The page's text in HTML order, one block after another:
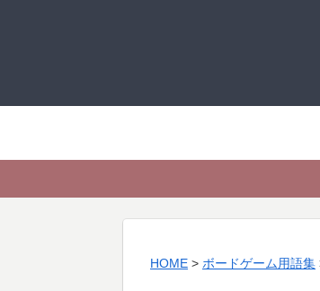
HOME > ボードゲーム用語集